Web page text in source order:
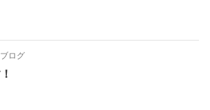
ブログ